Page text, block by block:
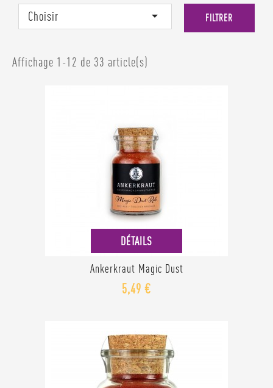
Choisir  FILTRER
Affichage 1-12 de 33 article(s)
DÉTAILS
Ankerkraut Magic Dust
5,49 €